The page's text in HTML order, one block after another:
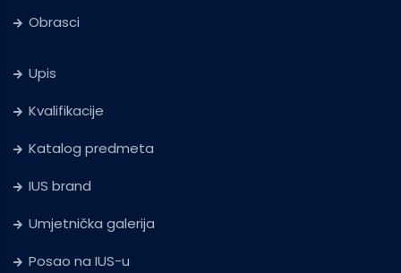
Obrasci
Upis
Kvalifikacije
Katalog predmeta
IUS brand
Umjetnička galerija
Posao na IUS-u